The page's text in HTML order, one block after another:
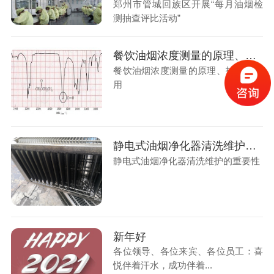
郑州市管城回族区开展“每月油烟检
测抽查评比活动”
餐饮油烟浓度测量的原理、技术及应用
餐饮油烟浓度测量的原理、技术及应
用
静电式油烟净化器清洗维护的重要性
静电式油烟净化器清洗维护的重要性
新年好
各位领导、各位来宾、各位员工：喜
悦伴着汗水，成功伴着...